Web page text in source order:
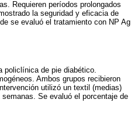
Requieren períodos prolongados
la seguridad y eficacia de
se evaluó el tratamiento con NP Ag
policlínica de pie diabético.
Ambos grupos recibieron
utilizó un textil (medias)
Se evaluó el porcentaje de